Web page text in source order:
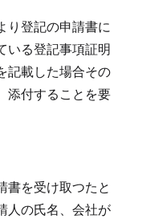
り登記の申請書に
いる登記事項証明
記載した場合その
添付することを要
書を受け取つたと
人の氏名、会社が